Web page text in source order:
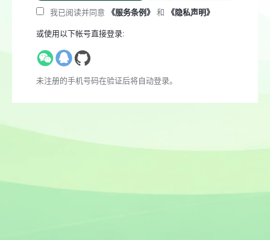
我已阅读并同意 《服务条例》 和 《隐私声明》
或使用以下帐号直接登录:
未注册的手机号码在验证后将自动登录。